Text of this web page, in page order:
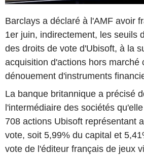
Barclays a déclaré à l'AMF avoir
1er juin, indirectement, les seuils
des droits de vote d'Ubisoft, à la
acquisition d'actions hors marché
dénouement d'instruments
La banque britannique a précisé
l'intermédiaire des sociétés
708 actions Ubisoft représentant
vote, soit 5,99% du capital et
vote de l'éditeur français de jeux